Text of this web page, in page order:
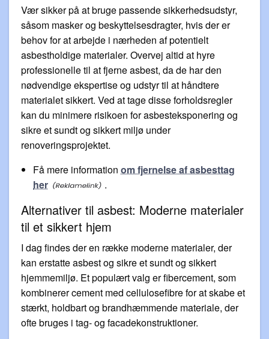
Vær sikker på at bruge passende sikkerhedsudstyr,
såsom masker og beskyttelsesdragter, hvis der er
behov for at arbejde i nærheden af potentielt
asbestholdige materialer. Overvej altid at hyre
professionelle til at fjerne asbest, da de har den
nødvendige ekspertise og udstyr til at håndtere
materialet sikkert. Ved at tage disse forholdsregler
kan du minimere risikoen for asbesteksponering og
sikre et sundt og sikkert miljø under
renoveringsprojektet.
Få mere information om fjernelse af asbesttag
her
.
Alternativer til asbest: Moderne materialer
til et sikkert hjem
I dag findes der en række moderne materialer, der
kan erstatte asbest og sikre et sundt og sikkert
hjemmemiljø. Et populært valg er fibercement, som
kombinerer cement med cellulosefibre for at skabe et
stærkt, holdbart og brandhæmmende materiale, der
ofte bruges i tag- og facadekonstruktioner.